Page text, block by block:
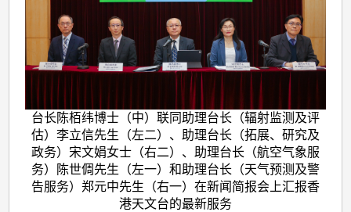
台长陈栢纬博士（中）联同助理台长（辐射监测及评
估）李立信先生（左二）、助理台长（拓展、研究及
政务）宋文娟女士（右二）、助理台长（航空气象服
务）陈世倜先生（左一）和助理台长（天气预测及警
告服务）郑元中先生（右一）在新闻简报会上汇报香
港天文台的最新服务